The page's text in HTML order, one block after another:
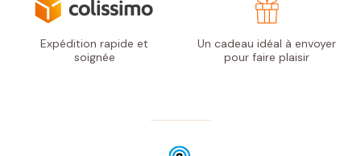
Expédition rapide et
soignée
Un cadeau idéal à envoyer
pour faire plaisir